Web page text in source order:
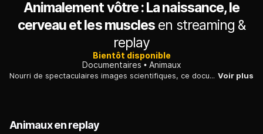
Animalement vôtre : La naissance, le
cerveau et les muscles en streaming &
replay
Bientôt disponible
Documentaires
Animaux
Nourri de spectaculaires images scientifiques, ce documentaire en deux volets sur l'évolution des espèces et leurs capacités d'adaptation rappelle la part animale de l'humanité. Voir plus
Animaux en replay